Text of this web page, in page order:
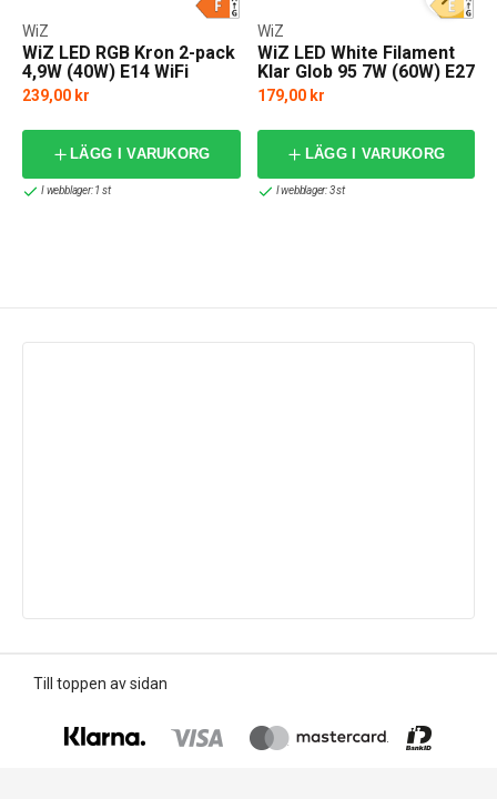
WiZ LED RGB Kron 2-pack
4,9W (40W) E14 WiFi
WiZ
239,00 kr
LÄGG I VARUKORG
I webblager: 1 st
WiZ LED White Filament
Klar Glob 95 7W (60W) E27
WiFi
WiZ
179,00 kr
LÄGG I VARUKORG
I webblager: 3 st
Till toppen av sidan